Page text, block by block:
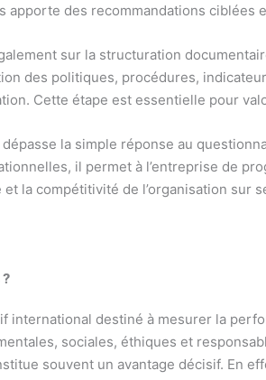
apporte des recommandations ciblées
sur la structuration
des politiques, procédures,
Cette étape est essentielle pour
la simple réponse au
il permet à l’entreprise de
la compétitivité de l’organisation sur
international destiné à mesurer la
sociales, éthiques et
souvent un avantage décisif. En